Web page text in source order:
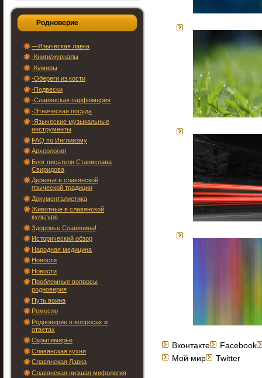
Родноверие
—Языческая лавка
-Книги/журналы
-Кумиры
-Обереги из кости
-Подвески
-Славянская парфюмерия
-Этническая посуда
-Языческие музыкальные
инструменты
FAQ по Инглиизму
Археология
Блог писателя Станислава
Свиридова
Деревья в славянской
языческой традиции
Документалистика
Животные в славянской
культуре
Здоровье Славянина!
Исторический обзор
Народная медицина
Новости
Новости
Проблемные вопросы
родноверия
Путь воина
Ремесло
Родноверие в вопросах и
ответах
Скрытимирье
Славянская кухня
Славянская Лавка
Славянская низшая мифология
Вконтакте
Facebook
Мой мир
Twitter